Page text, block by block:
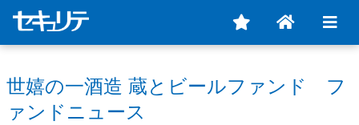
世嬉の一酒造 蔵とビールファンド フ
ァンドニュース